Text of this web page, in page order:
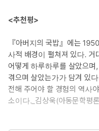
<추천평>
『아버지의 국밥』에는
사적 배경이 펼쳐져 있다. 거
어떻게 하루하루를 살았으
겪으며 살았는가가 담겨 있
전해 주어야 할 경험의 역사
소이다._김상욱(아동문학평